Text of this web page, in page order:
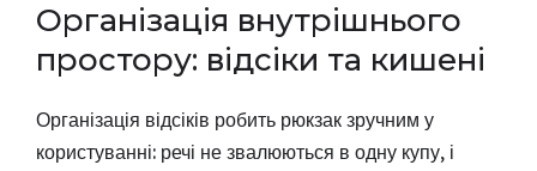
Організація внутрішнього
простору: відсіки та кишені
Організація відсіків робить рюкзак зручним у
користуванні: речі не звалюються в одну купу, і